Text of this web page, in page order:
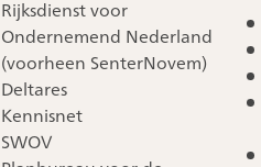
Rijksdienst voor
Ondernemend Nederland
(voorheen SenterNovem)
Deltares
Kennisnet
SWOV